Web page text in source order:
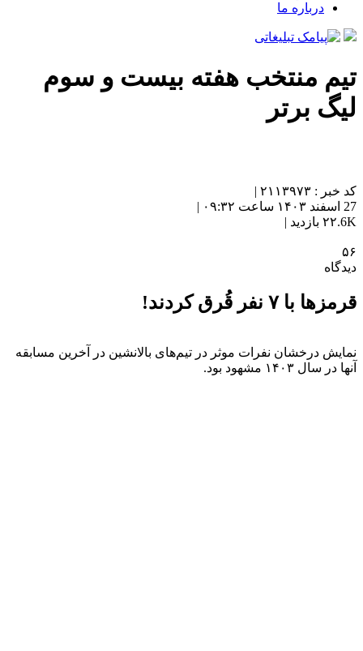
درباره ما
تیم منتخب هفته بیست و سوم
لیگ برتر
کد خبر : ۲۱۱۳۹۷۳ |
27 اسفند ۱۴۰۳ ساعت ۰۹:۳۲ |
۲۲.6K بازدید |
۵۶
دیدگاه
قرمزها با ۷ نفر قُرق کردند!
نمایش درخشان نفرات موثر در تیم‌های بالانشین در آخرین مسابقه
آنها در سال ۱۴۰۳ مشهود بود.